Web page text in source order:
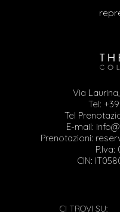
Via
Tel:
Tel
E-mail:
Prenotazioni:
P.Iva:
CIN:
CI TROVI SU: